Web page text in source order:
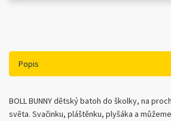
Popis
BOLL BUNNY dětský batoh do školky, na
světa. Svačinku, pláštěnku, plyšáka a